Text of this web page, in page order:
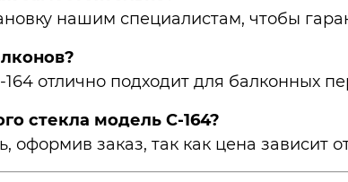
нашим специалистам, чтобы
отлично подходит для балконных
стекла модель С-164?
оформив заказ, так как цена зависит